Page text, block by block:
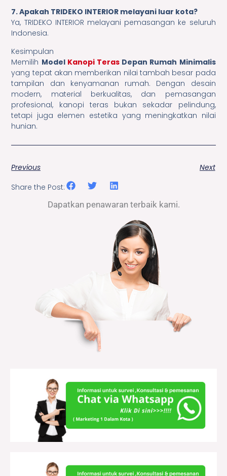
7. Apakah TRIDEKO INTERIOR melayani luar kota?
Ya, TRIDEKO INTERIOR melayani pemasangan ke seluruh
Indonesia.
Kesimpulan
Memilih Model Kanopi Teras Depan Rumah Minimalis
yang tepat akan memberikan nilai tambah besar pada
tampilan dan kenyamanan rumah. Dengan desain
modern, material berkualitas, dan pemasangan
profesional, kanopi teras bukan sekadar pelindung,
tetapi juga elemen estetika yang meningkatkan nilai
hunian.
Previous
Next
Share the Post:
Dapatkan penawaran terbaik kami.